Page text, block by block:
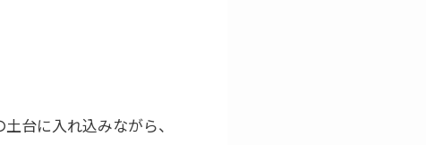
台に入れ込みながら、